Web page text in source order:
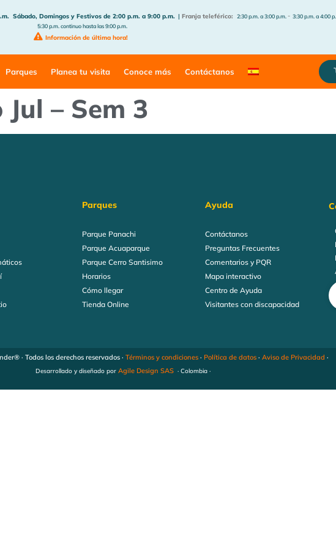
Sábado, Domingos y Festivos de 2:00 p.m. a 9:00 p.m. | Franja teleférico: 2:30 p.m. a 3:00 p.m. - 3:30 p.m. a 4:00
5:30 p.m. continuo hasta las 9:00 p.m.
Información de última hora!
Parques Planea tu visita Conoce más Contáctanos
– Sem 3
Parques
Parque Panachi
Parque Acuaparque
Parque Cerro Santisimo
Horarios
Cómo llegar
Tienda Online
Ayuda
Contáctanos
Preguntas Frecuentes
Comentarios y PQR
Mapa interactivo
Centro de Ayuda
Visitantes con discapacidad
· Todos los derechos reservados · Términos y condiciones· Política de datos· Aviso de Privacidad ·
Desarrollado y diseñado por Agile Design SAS · Colombia ·